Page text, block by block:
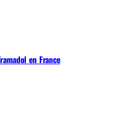
en France